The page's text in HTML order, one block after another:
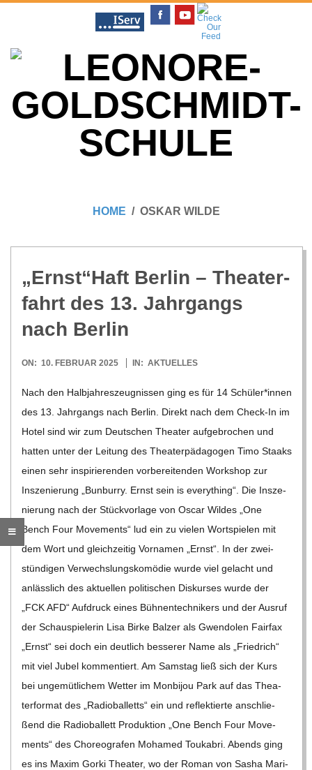
content
O
N
O
R
E
G
O
L
D
S
C
H
M
HOME OSKAR WILDE
„Ernst“Haft Ber­lin – Thea­ter­
fahrt des 13. Jahr­gangs
nach Berlin
2025-
ON: 10. FEBRUAR 2025 IN: AKTUELLES
Nach den Halb­jah­res­zeug­nis­sen ging es für 14 Schüler*innen
des 13. Jahr­gangs nach Ber­lin. Direkt nach dem Check-In im
Hotel sind wir zum Deut­schen Thea­ter auf­ge­bro­chen und
hat­ten unter der Lei­tung des Thea­ter­päd­ago­gen Timo Staaks
einen sehr inspi­rie­ren­den vor­be­rei­ten­den Work­shop zur
Insze­nie­rung „Bun­burry. Ernst sein is ever­y­thing“. Die Insze­
nie­rung nach der Stück­vor­lage von Oscar Wil­des „One
Bench Four Move­ments“ lud ein zu vie­len Wort­spie­len mit
dem Wort und gleich­zei­tig Vor­na­men „Ernst“. In der zwei­
stün­di­gen Ver­wechs­lungs­ko­mö­die wurde viel gelacht und
anläss­lich des aktu­el­len poli­ti­schen Dis­kur­ses wurde der
„FCK AFD“ Auf­druck eines Büh­nen­tech­ni­kers und der Aus­ruf
der Schau­spie­le­rin Lisa Birke Bal­zer als Gwen­do­len Fair­fax
„Ernst“ sei doch ein deut­lich bes­se­rer Name als „Fried­rich“
mit viel Jubel kom­men­tiert. Am Sams­tag ließ sich der Kurs
bei unge­müt­li­chem Wet­ter im Mon­bi­jou Park auf das Thea­
ter­for­mat des „Radio­bal­letts“ ein und reflek­tierte anschlie­
ßend die Radio­bal­lett Pro­duk­tion „One Bench Four Move­
ments“ des Cho­reo­gra­fen Moha­med Tou­ka­bri. Abends ging
es ins Maxim Gorki Thea­ter, wo der Roman von Sasha Mari­